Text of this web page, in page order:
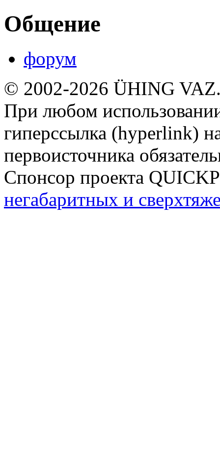
Общение
форум
© 2002-2026 ÜHING
При любом
гиперссылка (hyperlink)
первоисточника
Спонсор проекта
негабаритных и